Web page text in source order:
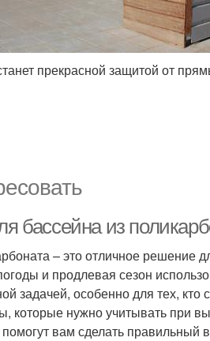
прекрасной защитой от
бассейна из
– это отличное решение
и продлевая сезон
задачей, особенно для тех,
которые нужно учитывать при
вам сделать правильный